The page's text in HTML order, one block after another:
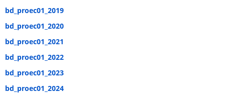
bd_proec01_2019
bd_proec01_2020
bd_proec01_2021
bd_proec01_2022
bd_proec01_2023
bd_proec01_2024